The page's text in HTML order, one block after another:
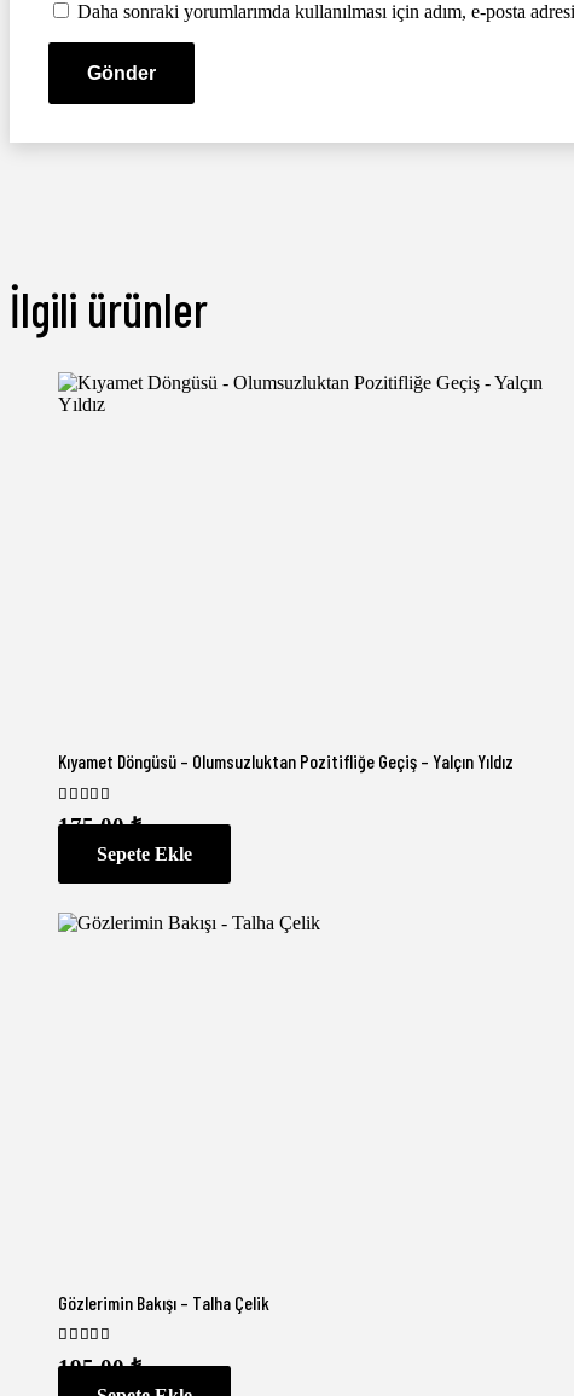
Daha sonraki yorumlarımda kullanılması için adım, e-posta
İlgili ürünler
Kıyamet Döngüsü – Olumsuzluktan Pozitifliğe Geçiş – Yalçın Yıldız
5 üzerinden
175,00₺
Sepete Ekle
Gözlerimin Bakışı – Talha Çelik
5 üzerinden
195,00₺